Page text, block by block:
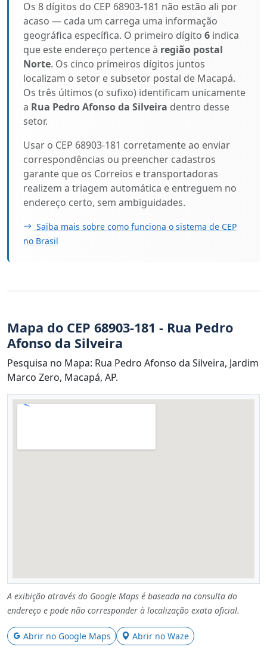
Os 8 dígitos do CEP 68903-181 não estão ali por
acaso — cada um carrega uma informação
geográfica específica. O primeiro dígito 6 indica
que este endereço pertence à região postal
Norte. Os cinco primeiros dígitos juntos
localizam o setor e subsetor postal de Macapá.
Os três últimos (o sufixo) identificam unicamente
a Rua Pedro Afonso da Silveira dentro desse
setor.
Usar o CEP 68903-181 corretamente ao enviar
correspondências ou preencher cadastros
garante que os Correios e transportadoras
realizem a triagem automática e entreguem no
endereço certo, sem ambiguidades.
Saiba mais sobre como funciona o sistema de CEP
no Brasil
Mapa do CEP 68903-181 - Rua Pedro
Afonso da Silveira
Pesquisa no Mapa: Rua Pedro Afonso da Silveira, Jardim
Marco Zero, Macapá, AP.
A exibição através do Google Maps é baseada na consulta do
endereço e pode não corresponder à localização exata oficial.
Abrir no Google Maps Abrir no Waze